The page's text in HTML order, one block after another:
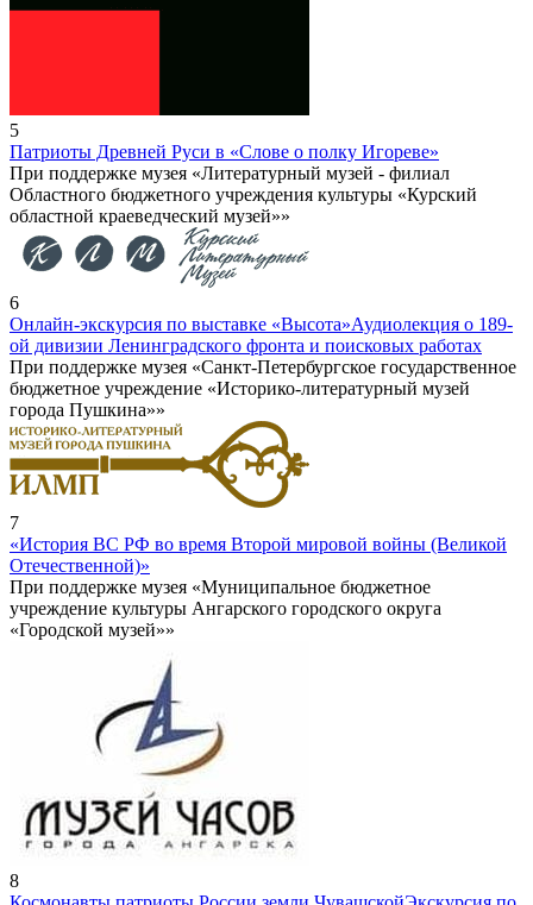
5
Патриоты Древней Руси в «Слове о полку Игореве»
При поддержке музея «Литературный музей - филиал
Областного бюджетного учреждения культуры «Курский
областной краеведческий музей»»
6
Онлайн-экскурсия по выставке «Высота»Аудиолекция о 189-
ой дивизии Ленинградского фронта и поисковых работах
При поддержке музея «Санкт-Петербургское государственное
бюджетное учреждение «Историко-литературный музей
города Пушкина»»
7
«История ВС РФ во время Второй мировой войны (Великой
Отечественной)»
При поддержке музея «Муниципальное бюджетное
учреждение культуры Ангарского городского округа
«Городской музей»»
8